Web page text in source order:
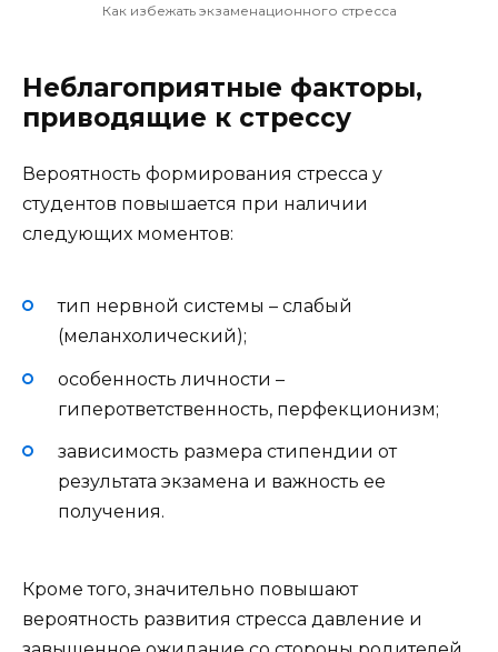
Как избежать экзаменационного стресса
Неблагоприятные факторы,
приводящие к стрессу
Вероятность формирования стресса у
студентов повышается при наличии
следующих моментов:
тип нервной системы – слабый
(меланхолический);
особенность личности –
гиперответственность, перфекционизм;
зависимость размера стипендии от
результата экзамена и важность ее
получения.
Кроме того, значительно повышают
вероятность развития стресса давление и